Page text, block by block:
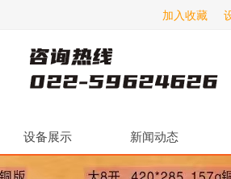
加入收藏
设备展示 新闻动态